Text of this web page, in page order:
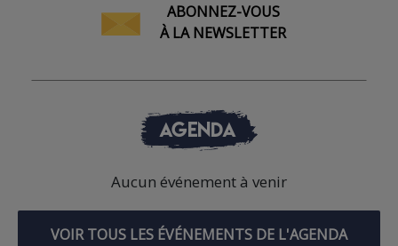
ABONNEZ-VOUS
À LA NEWSLETTER
AGENDA
Aucun événement à venir
VOIR TOUS LES ÉVÉNEMENTS DE L'AGENDA